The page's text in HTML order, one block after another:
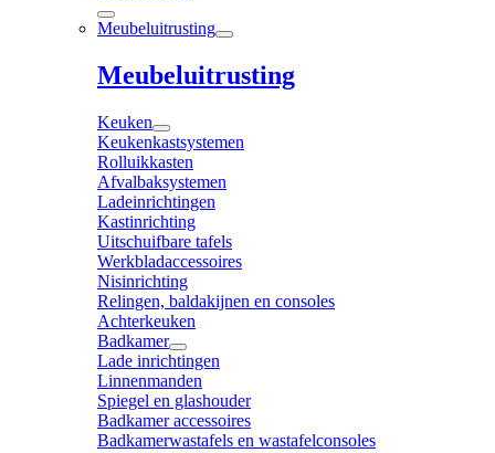
Meubeluitrusting
Meubeluitrusting
Keuken
Keukenkastsystemen
Rolluikkasten
Afvalbaksystemen
Ladeinrichtingen
Kastinrichting
Uitschuifbare tafels
Werkbladaccessoires
Nisinrichting
Relingen, baldakijnen en consoles
Achterkeuken
Badkamer
Lade inrichtingen
Linnenmanden
Spiegel en glashouder
Badkamer accessoires
Badkamerwastafels en wastafelconsoles